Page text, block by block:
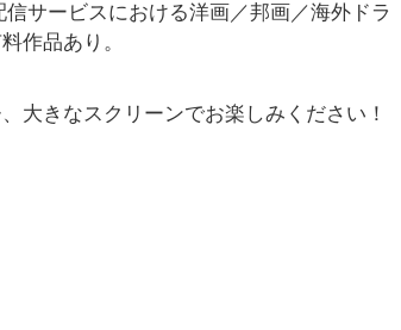
サービスにおける洋画／邦画／海外ドラ
作品あり。
大きなスクリーンでお楽しみください！